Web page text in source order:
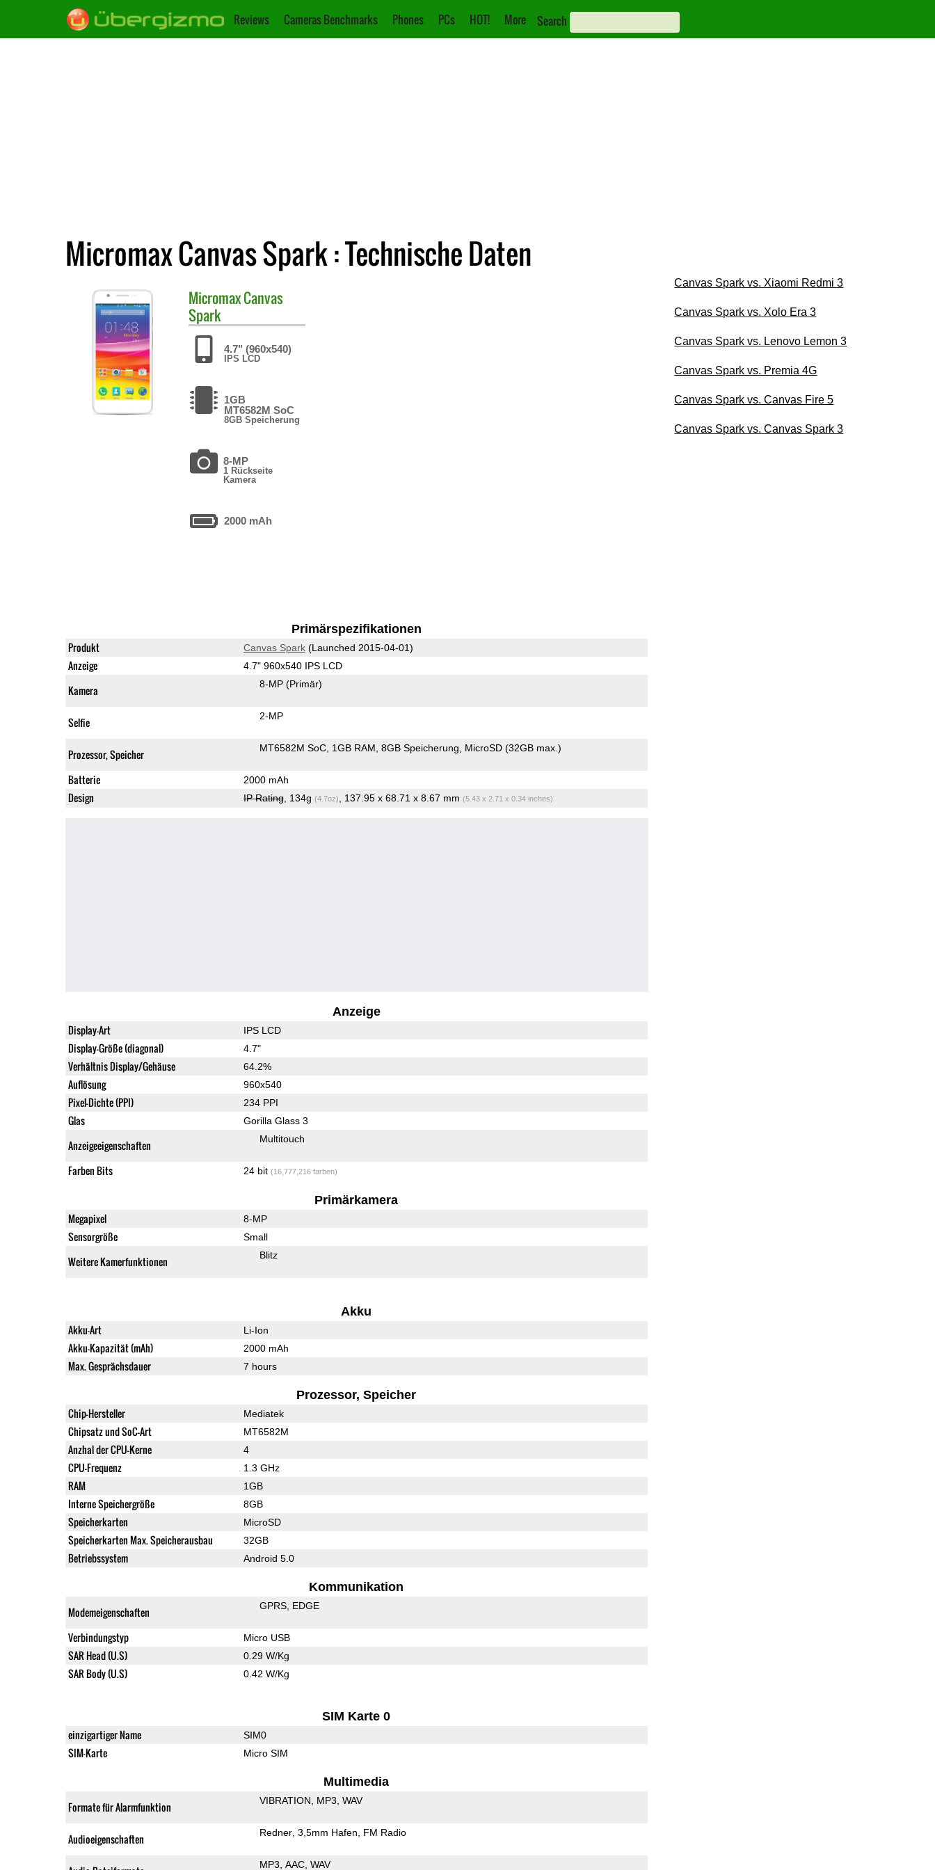
Reviews Cameras Benchmarks Phones PCs HOT! More Search
Micromax Canvas Spark : Technische Daten
MicromaxCanvas
Spark
4.7" (960x540)
IPS LCD
1GB
MT6582M SoC
8GB Speicherung
8-MP
1 Rückseite
Kamera
2000 mAh
Primärspezifikationen
Produkt Canvas Spark(Launched 2015-04-01)
Anzeige 4.7" 960x540 IPS LCD
Kamera 8-MP (Primär)
Selfie 2-MP
Prozessor, Speicher MT6582M SoC 1GB RAM 8GB Speicherung MicroSD (32GB max.)
Batterie 2000 mAh
Design IP Rating, 134g (4.7oz) , 137.95 x 68.71 x 8.67 mm (5.43 x 2.71 x 0.34 inches)
Anzeige
Display-Art IPS LCD
Display-Größe (diagonal) 4.7"
Verhältnis Display/Gehäuse 64.2%
Auflösung 960x540
Pixel-Dichte (PPI) 234 PPI
Glas Gorilla Glass 3
Anzeigeeigenschaften Multitouch
Farben Bits 24 bit (16,777,216 farben)
Primärkamera
Megapixel 8-MP
Sensorgröße Small
Weitere Kamerfunktionen Blitz
Akku
Akku-Art Li-Ion
Akku-Kapazität (mAh) 2000 mAh
Max. Gesprächsdauer 7 hours
Prozessor, Speicher
Chip-Hersteller Mediatek
Chipsatz und SoC-Art MT6582M
Anzhal der CPU-Kerne 4
CPU-Frequenz 1.3 GHz
RAM 1GB
Interne Speichergröße 8GB
Speicherkarten MicroSD
Speicherkarten Max. Speicherausbau 32GB
Betriebssystem Android 5.0
Kommunikation
Modemeigenschaften GPRS EDGE
Verbindungstyp Micro USB
SAR Head (U.S) 0.29 W/Kg
SAR Body (U.S) 0.42 W/Kg
SIM Karte 0
einzigartiger Name SIM0
SIM-Karte Micro SIM
Multimedia
Formate für Alarmfunktion VIBRATION MP3 WAV
Audioeigenschaften Redner 3,5mm Hafen FM Radio
MP3 AAC WAV
Canvas Spark vs. Xiaomi Redmi 3
Canvas Spark vs. Xolo Era 3
Canvas Spark vs. Lenovo Lemon 3
Canvas Spark vs. Premia 4G
Canvas Spark vs. Canvas Fire 5
Canvas Spark vs. Canvas Spark 3